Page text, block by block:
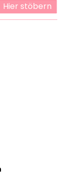
Hier stöbern